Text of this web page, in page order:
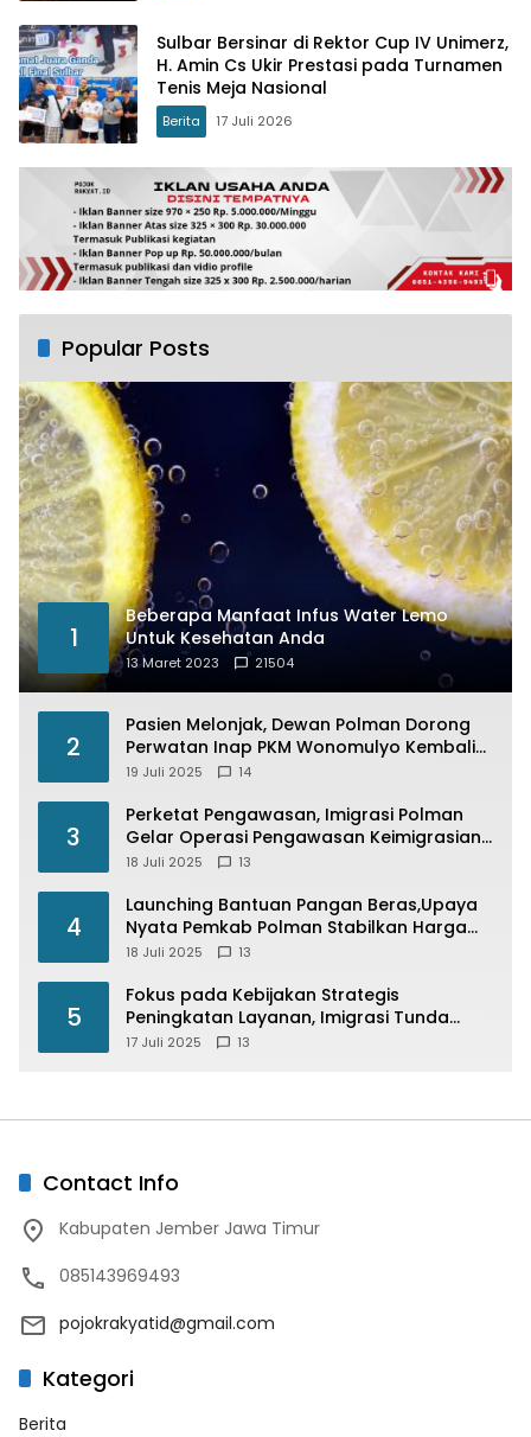
Sulbar Bersinar di Rektor Cup IV Unimerz,
H. Amin Cs Ukir Prestasi pada Turnamen
Tenis Meja Nasional
Berita 17 Juli 2026
Popular Posts
1
Beberapa Manfaat Infus Water Lemo
Untuk Kesehatan Anda
13 Maret 2023 21504
2
Pasien Melonjak, Dewan Polman Dorong
Perwatan Inap PKM Wonomulyo Kembali
di Fungsikan
19 Juli 2025 14
3
Perketat Pengawasan, Imigrasi Polman
Gelar Operasi Pengawasan Keimigrasian
“Wirawaspada” Serentak disemua Daerah
18 Juli 2025 13
4
Launching Bantuan Pangan Beras,Upaya
Nyata Pemkab Polman Stabilkan Harga
Beras
18 Juli 2025 13
5
Fokus pada Kebijakan Strategis
Peningkatan Layanan, Imigrasi Tunda
Paspor Desain Merah Putih
17 Juli 2025 13
Contact Info
Kabupaten Jember Jawa Timur
085143969493
pojokrakyatid@gmail.com
Kategori
Berita